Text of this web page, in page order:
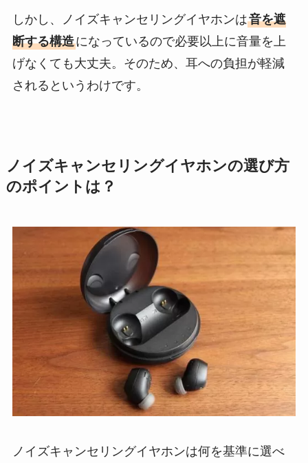
しかし、ノイズキャンセリングイヤホンは音を遮
断する構造になっているので必要以上に音量を上
げなくても大丈夫。そのため、耳への負担が軽減
されるというわけです。
ノイズキャンセリングイヤホンの選び方
のポイントは？
ノイズキャンセリングイヤホンは何を基準に選べ